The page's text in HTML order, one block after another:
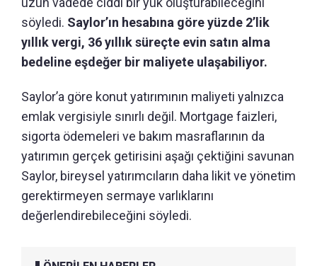
söyledi. Saylor’ın hesabına göre yüzde 2’lik
yıllık vergi, 36 yıllık süreçte evin satın alma
bedeline eşdeğer bir maliyete ulaşabiliyor.
Saylor’a göre konut yatırımının maliyeti yalnızca
emlak vergisiyle sınırlı değil. Mortgage faizleri,
sigorta ödemeleri ve bakım masraflarının da
yatırımın gerçek getirisini aşağı çektiğini savunan
Saylor, bireysel yatırımcıların daha likit ve yönetim
gerektirmeyen sermaye varlıklarını
değerlendirebileceğini söyledi.